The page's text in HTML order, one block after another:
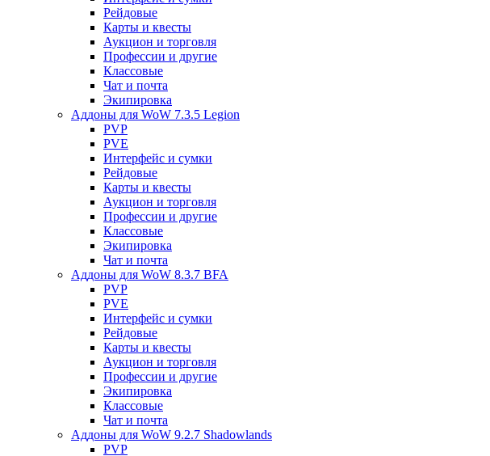
Рейдовые
Карты и квесты
Аукцион и торговля
Профессии и другие
Классовые
Чат и почта
Экипировка
Аддоны для WoW 7.3.5 Legion
PVP
PVE
Интерфейс и сумки
Рейдовые
Карты и квесты
Аукцион и торговля
Профессии и другие
Классовые
Экипировка
Чат и почта
Аддоны для WoW 8.3.7 BFA
PVP
PVE
Интерфейс и сумки
Рейдовые
Карты и квесты
Аукцион и торговля
Профессии и другие
Экипировка
Классовые
Чат и почта
Аддоны для WoW 9.2.7 Shadowlands
PVP